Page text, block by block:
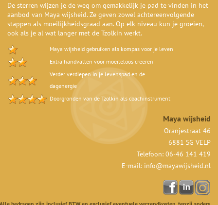
De sterren wijzen je de weg om gemakkelijk je pad te vinden in het
aanbod van Maya wijsheid. Ze geven zowel achtereenvolgende
stappen als moeilijkheidsgraad aan. Op elk niveau kun je groeien,
ook als je al wat langer met de Tzolkin werkt.
Maya wijsheid gebruiken als kompas voor je leven
Extra handvatten voor moeiteloos creëren
Verder verdiepen in je levenspad en de
dagenergie
Doorgronden van de Tzolkin als coachinstrument
Maya wijsheid
Oranjestraat 46
6881 SG VELP
Telefoon: 06-46 141 419
E-mail: info@mayawijsheid.nl